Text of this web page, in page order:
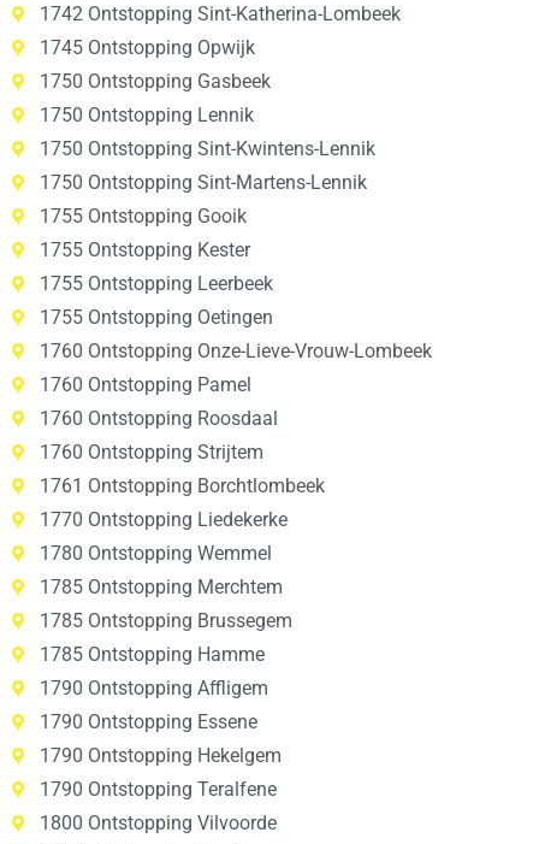
1742 Ontstopping Sint-Katherina-Lombeek
1745 Ontstopping Opwijk
1750 Ontstopping Gasbeek
1750 Ontstopping Lennik
1750 Ontstopping Sint-Kwintens-Lennik
1750 Ontstopping Sint-Martens-Lennik
1755 Ontstopping Gooik
1755 Ontstopping Kester
1755 Ontstopping Leerbeek
1755 Ontstopping Oetingen
1760 Ontstopping Onze-Lieve-Vrouw-Lombeek
1760 Ontstopping Pamel
1760 Ontstopping Roosdaal
1760 Ontstopping Strijtem
1761 Ontstopping Borchtlombeek
1770 Ontstopping Liedekerke
1780 Ontstopping Wemmel
1785 Ontstopping Merchtem
1785 Ontstopping Brussegem
1785 Ontstopping Hamme
1790 Ontstopping Affligem
1790 Ontstopping Essene
1790 Ontstopping Hekelgem
1790 Ontstopping Teralfene
1800 Ontstopping Vilvoorde